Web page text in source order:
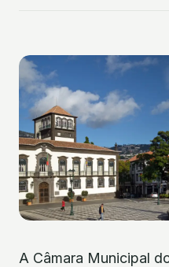
A Câmara Municipal